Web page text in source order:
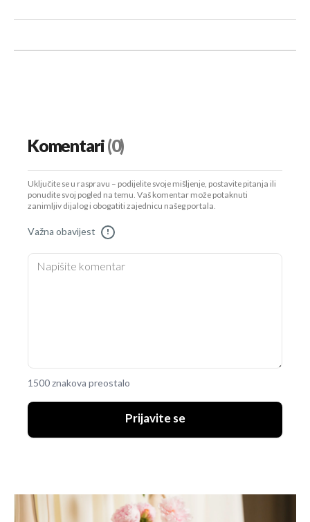
Komentari(0)
Uključite se u raspravu – podijelite svoje mišljenje, postavite pitanja ili
ponudite svoj pogled na temu. Vaš komentar može potaknuti
zanimljiv dijalog i obogatiti zajednicu našeg portala.
Važna obavijest !
1500 znakova preostalo
Prijavite se